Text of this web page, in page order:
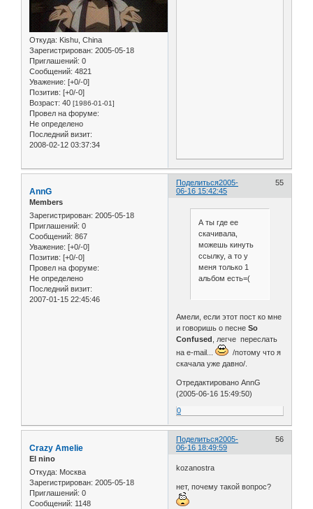
Откуда: Kishu, China
Зарегистрирован: 2005-05-18
Приглашений: 0
Сообщений: 4821
Уважение: [+0/-0]
Позитив: [+0/-0]
Возраст: 40 [1986-01-01]
Провел на форуме:
Не определено
Последний визит:
2008-02-12 03:37:34
Поделиться 55
2005-
06-16 15:42:45
AnnG
Members
Зарегистрирован: 2005-05-18
Приглашений: 0
Сообщений: 867
Уважение: [+0/-0]
Позитив: [+0/-0]
Провел на форуме:
Не определено
Последний визит:
2007-01-15 22:45:46
А ты где ее
скачивала,
можешь кинуть
ссылку, а то у
меня только 1
альбом есть=(
Амели, если этот пост ко мне
и говоришь о песнеSo
Confused , легче переслать
на e-mail...
/потому что я
скачала уже давно/.
Отредактировано AnnG
(2005-06-16 15:49:50)
0
Поделиться 56
2005-
06-16 18:49:59
Crazy Amelie
El nino
Откуда: Москва
Зарегистрирован: 2005-05-18
Приглашений: 0
Сообщений: 1148
kozanostra
нет, почему такой вопрос?